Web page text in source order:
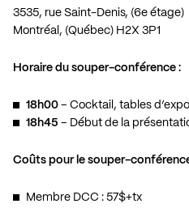
3535, rue Saint-Denis, (6e étage)
Montréal, (Québec) H2X 3P1
Horaire du souper-conférence :
18h00 – Cocktail, tables
18h45 – Début de la
Coûts pour le souper-
Membre DCC : 57$+tx